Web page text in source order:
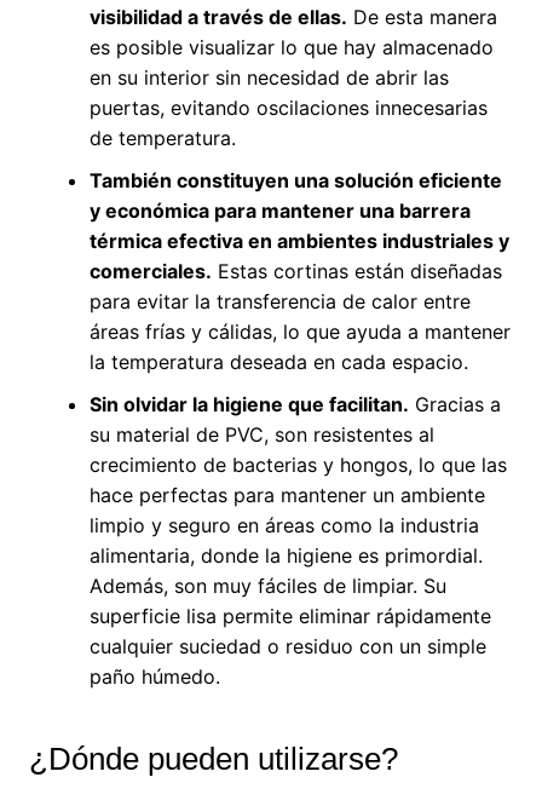
visibilidad a través de ellas. De esta manera
es posible visualizar lo que hay almacenado
en su interior sin necesidad de abrir las
puertas, evitando oscilaciones innecesarias
de temperatura.
También constituyen una solución eficiente
y económica para mantener una barrera
térmica efectiva en ambientes industriales y
comerciales. Estas cortinas están diseñadas
para evitar la transferencia de calor entre
áreas frías y cálidas, lo que ayuda a mantener
la temperatura deseada en cada espacio.
Sin olvidar la higiene que facilitan. Gracias a
su material de PVC, son resistentes al
crecimiento de bacterias y hongos, lo que las
hace perfectas para mantener un ambiente
limpio y seguro en áreas como la industria
alimentaria, donde la higiene es primordial.
Además, son muy fáciles de limpiar. Su
superficie lisa permite eliminar rápidamente
cualquier suciedad o residuo con un simple
paño húmedo.
¿Dónde pueden utilizarse?